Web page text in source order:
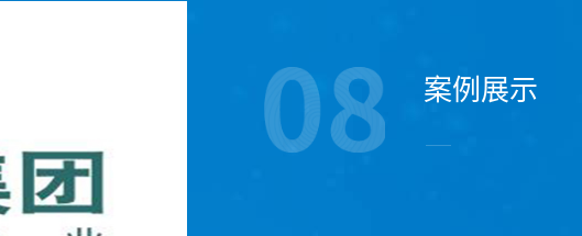
案例展示
案例展示
案例展示
案例展示
案例展示
案例展示